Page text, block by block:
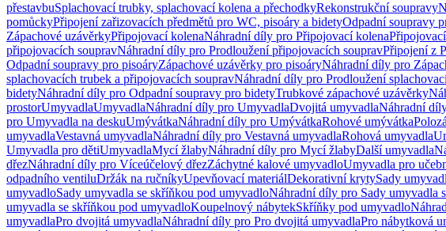
přestavbuSplachovací trubky, splachovací kolena a přechodkyRekonstrukční soupravy
pomůckyPřipojení zařizovacích předmětů pro WC, pisoáry a bidetyOdpadní soupravy
Zápachové uzávěrkyPřipojovací kolenaNáhradní díly pro Připojovací kolena
připojovacích soupravNáhradní díly pro Prodloužení připojovacích soupravPřipojení z
Odpadní soupravy pro pisoáryZápachové uzávěrky pro pisoáryNáhradní díly pro
splachovacích trubek a připojovacích soupravNáhradní díly pro Prodloužení
bidetyNáhradní díly pro Odpadní soupravy pro bidetyTrubkové zápachové uzávěrky
prostorUmyvadlaUmyvadlaNáhradní díly pro UmyvadlaDvojitá umyvadlaNáhradní
pro Umyvadla na deskuUmývátkaNáhradní díly pro UmývátkaRohové umývátka
umyvadlaVestavná umyvadlaNáhradní díly pro Vestavná umyvadlaRohová umyvadla
Umyvadla pro dětiUmyvadlaMycí žlabyNáhradní díly pro Mycí žlabyDalší umyvadla
dřezNáhradní díly pro Víceúčelový dřezZáchytné kalové umyvadloUmyvadla pro
odpadního ventiluDržák na ručníkyUpevňovací materiálDekorativní krytySady
umyvadloSady umyvadla se skříňkou pod umyvadloNáhradní díly pro Sady umyvadla
umyvadla se skříňkou pod umyvadloKoupelnový nábytekSkříňky pod umyvadlo
umyvadlaPro dvojitá umyvadlaNáhradní díly pro Pro dvojitá umyvadlaPro nábytková